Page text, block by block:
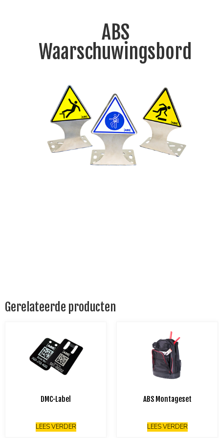
ABS
Waarschuwingsbord
Gerelateerde producten
DMC-Label
LEES VERDER
ABS Montageset
LEES VERDER